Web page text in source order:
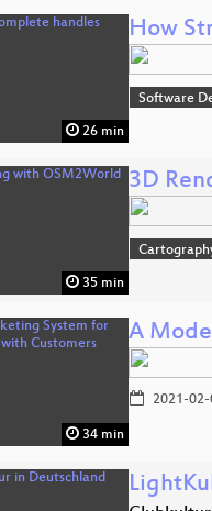
26 min
How
Software
35 min
3D
34 min
A
2021-